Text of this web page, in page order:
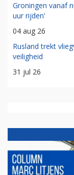
Groningen vanaf
uur rijden'
04 aug 26
Rusland trekt
veiligheid
31 jul 26